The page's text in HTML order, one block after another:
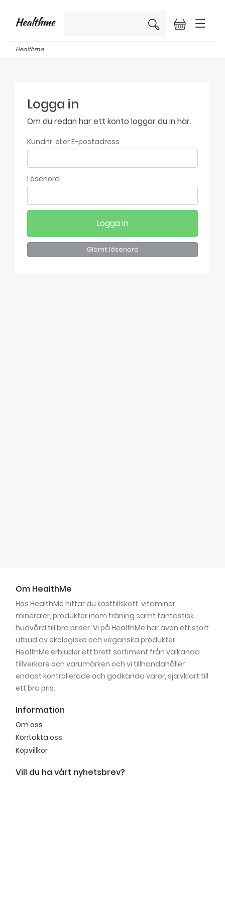
×
Healthme
Logga in
Om du redan har ett konto loggar du in här.
Kundnr. eller E-postadress
Lösenord
Om HealthMe
Hos HealthMe hittar du kosttillskott, vitaminer,
mineraler, produkter inom träning samt fantastisk
hudvård till bra priser. Vi på HealthMe har även ett stort
utbud av ekologiska och veganska produkter.
HealthMe erbjuder ett brett sortiment från välkända
tillverkare och varumärken och vi tillhandahåller
endast kontrollerade och godkända varor, självklart till
ett bra pris.
Information
Om oss
Kontakta oss
Köpvillkor
Vill du ha vårt nyhetsbrev?